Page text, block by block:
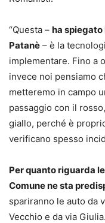
“Questa – ha spiegato
Patanè – è la
implementare. Fino a
invece noi pensiamo
metteremo in campo
passaggio con il
giallo, perché è
verificano spesso
Per quanto riguarda
Comune ne sta
spariranno le auto da
Vecchio e da via